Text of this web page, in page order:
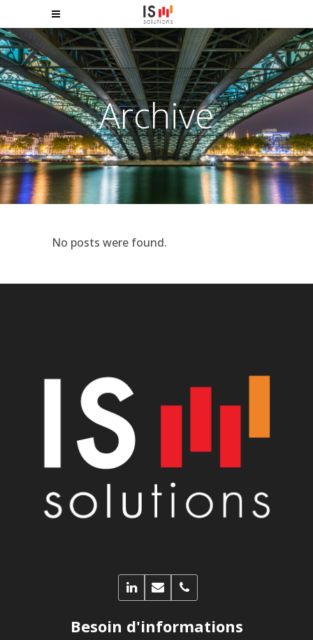
Archive
No posts were found.
Besoin d'informations